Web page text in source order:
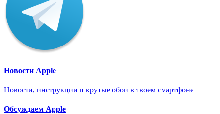
Новости Apple
Новости, инструкции и крутые обои в твоем смартфоне
Обсуждаем Apple